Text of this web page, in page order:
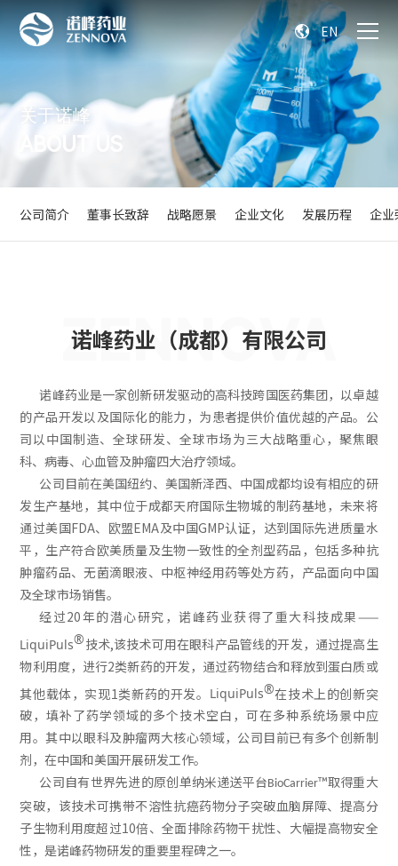
 EN
公司简介 董事长致辞 战略愿景 企业文化 发展历程 企
ZENNOVA
诺峰药业（成都）有限公司
诺峰药业是一家创新研发驱动的高科技跨国医药集团，以卓越
的产品开发以及国际化的能力，为患者提供价值优越的产品。公
司以中国制造、全球研发、全球市场为三大战略重心，聚焦眼
科、病毒、心血管及肿瘤四大治疗领域。
公司目前在美国纽约、美国新泽西、中国成都均设有相应的研
发生产基地，其中位于成都天府国际生物城的制药基地，未来将
通过美国FDA、欧盟EMA及中国GMP认证，达到国际先进质量水
平，生产符合欧美质量及生物一致性的全剂型药品，包括多种抗
肿瘤药品、无菌滴眼液、中枢神经用药等处方药，产品面向中国
及全球市场销售。
经过20年的潜心研究，诺峰药业获得了重大科技成果——
LiquiPuls®技术,该技术可用在眼科产品管线的开发，通过提高生
物利用度，进行2类新药的开发，通过药物结合和释放到蛋白质或
其他载体，实现1类新药的开发。 LiquiPuls®在技术上的创新突
破，填补了药学领域的多个技术空白，可在多种系统场景中应
用。其中以眼科及肿瘤两大核心领域，公司目前已有多个创新制
剂，在中国和美国开展研发工作。
公司自有世界先进的原创单纳米递送平台BioCarrier™取得重大
突破，该技术可携带不溶性抗癌药物分子突破血脑屏障、提高分
子生物利用度超过10倍、全面排除药物干扰性、大幅提高物安全
性，是诺峰药物研发的重要里程碑之一。